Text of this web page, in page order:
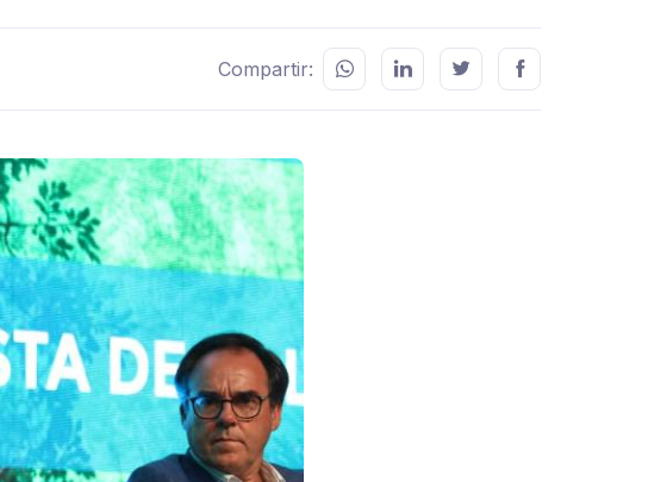
Compartir: